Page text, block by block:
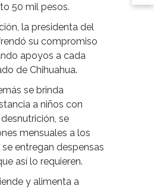
50 mil pesos.
la presidenta del
su compromiso
apoyos a cada
de Chihuahua.
se brinda
a niños con
se
mensuales a los
entregan despensas
así lo requieren.
y alimenta a